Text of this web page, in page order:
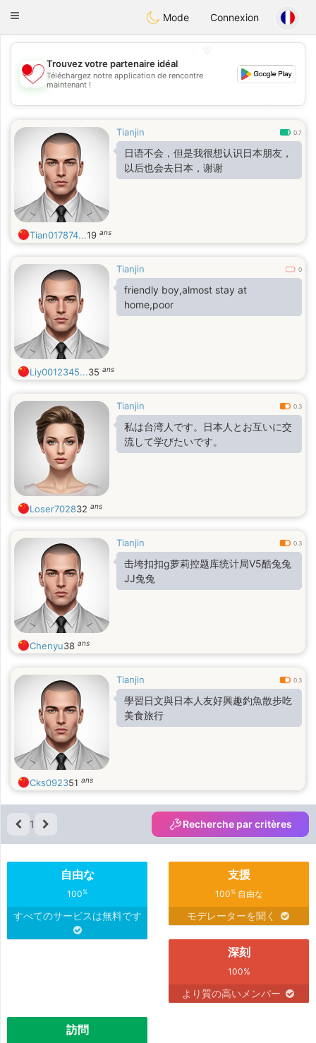
日本Chat
Toggle
Mode Connexion
💖
💕
Trouvez votre partenaire idéal
Téléchargez notre application de rencontre
maintenant !
Tianjin 0.7
日语不会，但是我很想认识日本朋友，
以后也会去日本，谢谢
Tian017874...19 ans
Tianjin 0
friendly boy,almost stay at
home,poor
Liy0012345...35 ans
Tianjin 0.3
私は台湾人です。日本人とお互いに交
流して学びたいです。
Loser702832 ans
Tianjin 0.3
击垮扣扣g萝莉控题库统计局V5酷兔兔
JJ兔兔
Chenyu38 ans
Tianjin 0.3
學習日文與日本人友好興趣釣魚散步吃
美食旅行
Cks092351 ans
1 Recherche par critères
自由な
100%
すべてのサービスは無料です
支援
100%自由な
モデレーターを聞く
深刻
100%
より質の高いメンバー
訪問